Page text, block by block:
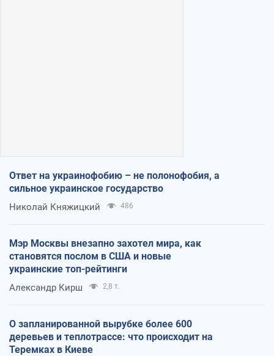
Ответ на украинофобию – не полонофобия, а
сильное украинское государство
Николай Княжицкий 486
Мэр Москвы внезапно захотел мира, как
становятся послом в США и новые
украинские топ-рейтинги
Александр Кирш 2,8 т.
О запланированной вырубке более 600
деревьев и теплотрассе: что происходит на
Теремках в Киеве